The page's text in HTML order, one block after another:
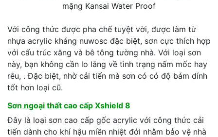
mặng Kansai Water Proof
Với công thức được pha chế tuyệt vời, được làm từ
nhựa acrylic kháng nuwosc đặc biệt, sơn cực thích hợp
với cấu trúc xăng và bê tông tường nhà. Với loại sơn
này, bạn không cần lo lắng về tình trạng nấm mốc hay
rêu, . Đặc biệt, nhờ cải tiến mà sơn có có độ bám dính
tốt hơn loại cũ.
Sơn ngoại thất cao cấp Xshield 8
Đây là loại sơn cao cấp gốc acrylic với công thức cải
tiến dành cho khí hậu miền nhiệt đới nhằm bảo vệ nhà